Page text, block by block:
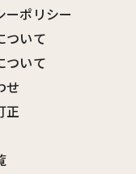
ーポリシー
ついて
ついて
せ
正